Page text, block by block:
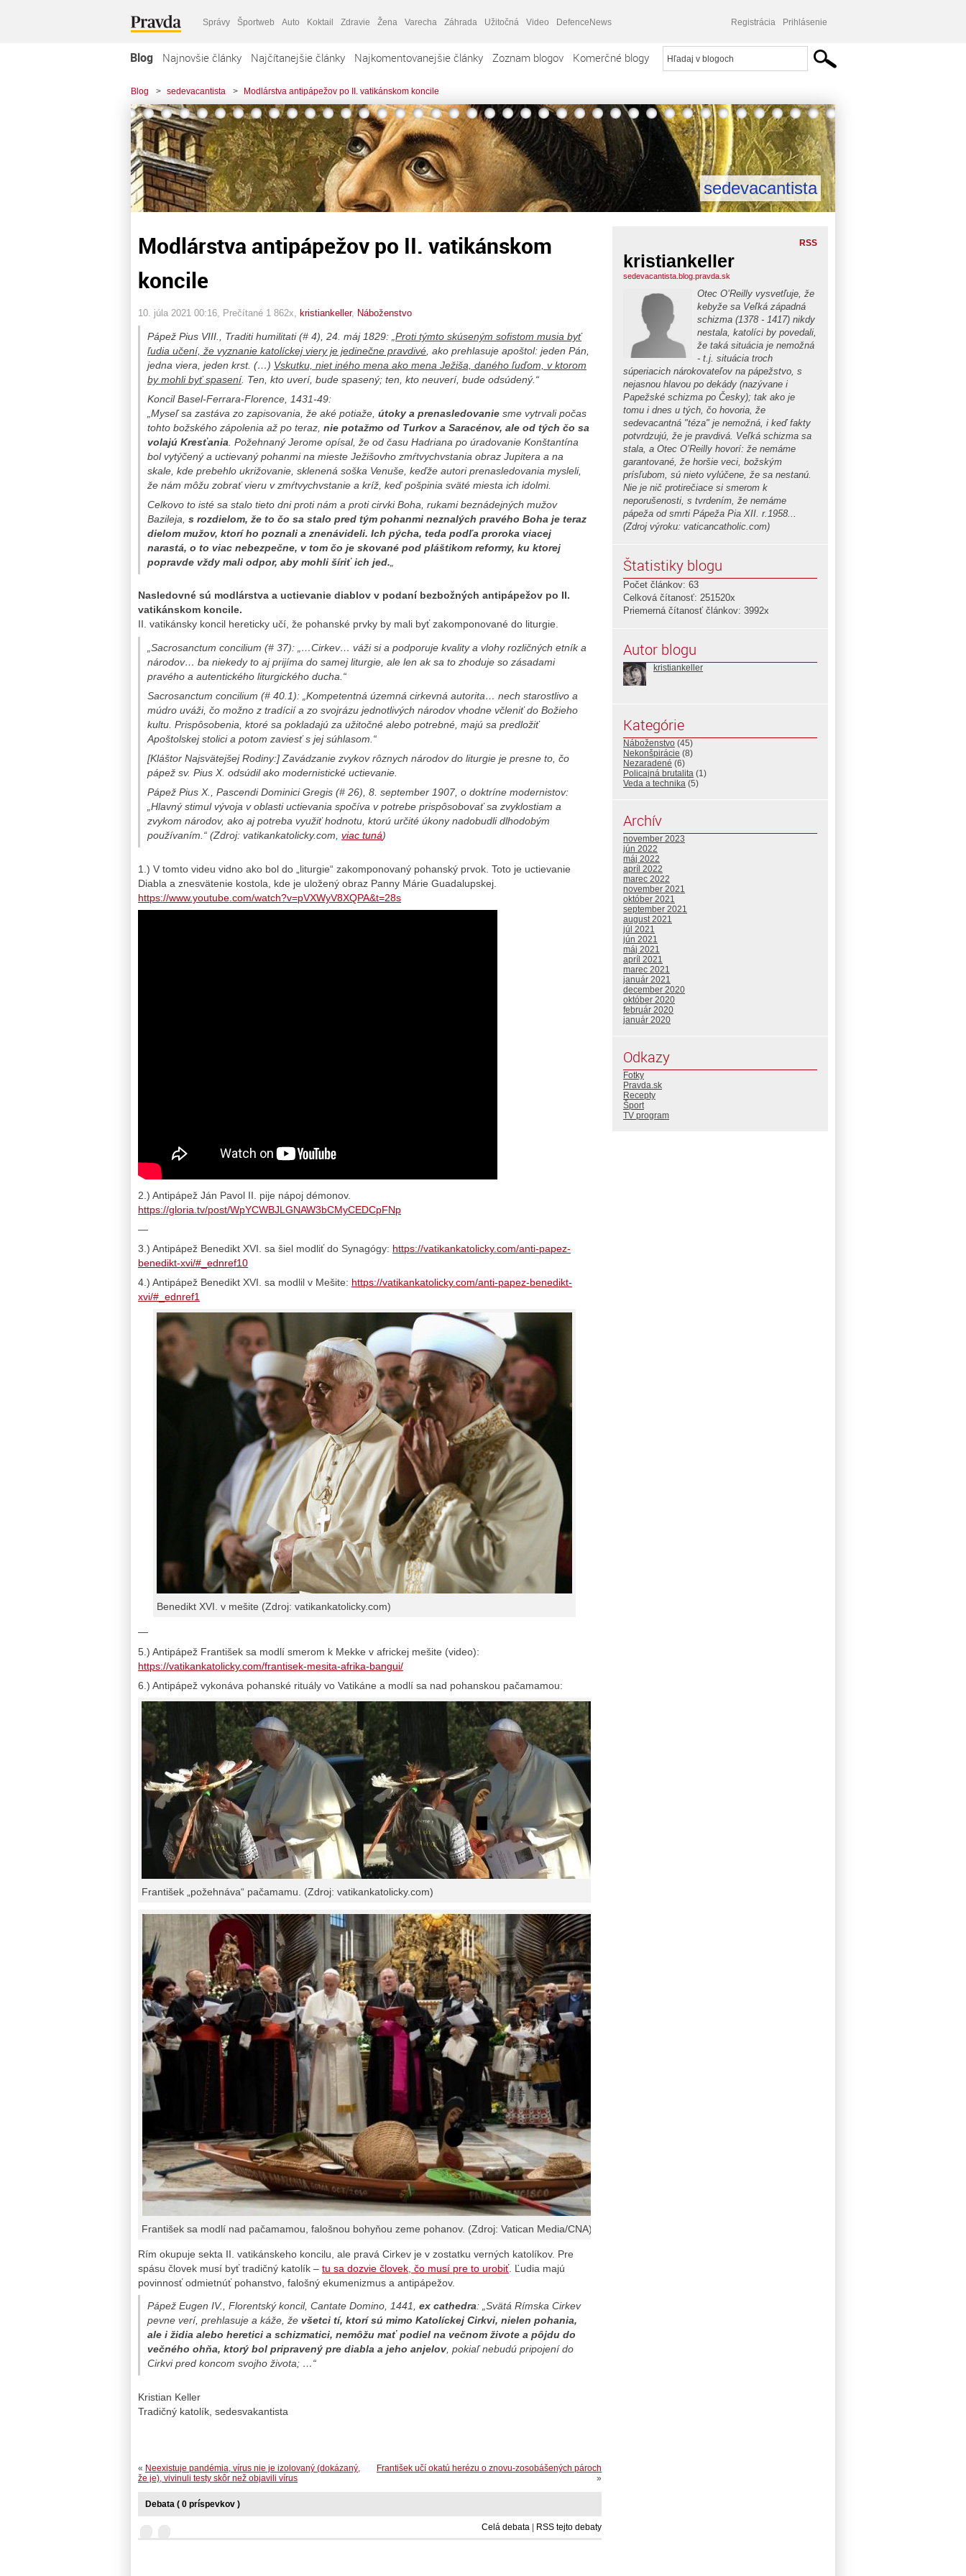
Správy Športweb Auto Koktail Zdravie Žena Varecha Záhrada Užitočná Video DefenceNews Registrácia Prihlásenie
Blog Najnovšie články Najčítanejšie články Najkomentovanejšie články Zoznam blogov Komerčné blogy
Blog > sedevacantista > Modlárstva antipápežov po II. vatikánskom koncile
sedevacantista
Modlárstva antipápežov po II. vatikánskom
koncile
10. júla 2021 00:16 , Prečítané 1 862x, kristiankeller, Náboženstvo
Pápež Pius VIII., Traditi humilitati(# 4), 24. máj 1829: „ Proti týmto skúseným sofistom musia byť
ľudia učení, že vyznanie katolíckej viery je jedinečne pravdivé , ako prehlasuje apoštol: jeden Pán,
jedna viera, jeden krst. (…) Vskutku, niet iného mena ako mena Ježiša, daného ľuďom, v ktorom
by mohli byť spasení. Ten, kto uverí, bude spasený; ten, kto neuverí, bude odsúdený.“
Koncil Basel-Ferrara-Florence, 1431-49:
„Myseľ sa zastáva zo zapisovania, že aké potiaže, útoky a prenasledovanie sme vytrvali počas
tohto božského zápolenia až po teraz, nie potažmo od Turkov a Saracénov, ale od tých čo sa
volajú Kresťania . Požehnaný Jerome opísal, že od času Hadriana po úradovanie Konštantína
bol vytýčený a uctievaný pohanmi na mieste Ježišovho zmŕtvychvstania obraz Jupitera a na
skale, kde prebehlo ukrižovanie, sklenená soška Venuše, keďže autori prenasledovania mysleli,
že nám môžu zobrať vieru v zmŕtvychvstanie a kríž, keď pošpinia sväté miesta ich idolmi.
Celkovo to isté sa stalo tieto dni proti nám a proti cirvki Boha, rukami beznádejných mužov
Bazileja, s rozdielom, že to čo sa stalo pred tým pohanmi neznalých pravého Boha je teraz
dielom mužov, ktorí ho poznali a znenávideli. Ich pýcha, teda podľa proroka viacej
narastá, o to viac nebezpečne, v tom čo je skované pod pláštikom reformy, ku ktorej
popravde vždy mali odpor, aby mohli šíriť ich jed.
Nasledovné sú modlárstva a uctievanie diablov v podaní bezbožných antipápežov po II.
vatikánskom koncile.
II. vatikánsky koncil hereticky učí, že pohanské prvky by mali byť zakomponované do liturgie.
„Sacrosanctum concilium (# 37): „…Cirkev… váži si a podporuje kvality a vlohy rozličných etník a
národov… ba niekedy to aj prijíma do samej liturgie, ale len ak sa to zhoduje so zásadami
pravého a autentického liturgického ducha.“
Sacrosanctum concilium (# 40.1): „Kompetentná územná cirkevná autorita… nech starostlivo a
múdro uváži, čo možno z tradícií a zo svojrázu jednotlivých národov vhodne včleniť do Božieho
kultu. Prispôsobenia, ktoré sa pokladajú za užitočné alebo potrebné, majú sa predložiť
Apoštolskej stolici a potom zaviesť s jej súhlasom.“
[Kláštor Najsvätejšej Rodiny:] Zavádzanie zvykov rôznych národov do liturgie je presne to, čo
pápež sv. Pius X. odsúdil ako modernistické uctievanie.
Pápež Pius X., Pascendi Dominici Gregis (# 26), 8. september 1907, o doktríne modernistov:
„Hlavný stimul vývoja v oblasti uctievania spočíva v potrebe prispôsobovať sa zvyklostiam a
zvykom národov, ako aj potreba využiť hodnotu, ktorú určité úkony nadobudli dlhodobým
používaním.“ (Zdroj: vatikankatolicky.com, viac tuná)
1.) V tomto videu vidno ako bol do „liturgie“ zakomponovaný pohanský prvok. Toto je uctievanie
Diabla a znesvätenie kostola, kde je uložený obraz Panny Márie Guadalupskej.
https://www.youtube.com/watch?v=pVXWyV8XQPA&t=28s
2.) Antipápež Ján Pavol II. pije nápoj démonov.
https://gloria.tv/post/WpYCWBJLGNAW3bCMyCEDCpFNp
—
3.) Antipápež Benedikt XVI. sa šiel modliť do Synagógy: https://vatikankatolicky.com/anti-papez-
benedikt-xvi/#_ednref10
4.) Antipápež Benedikt XVI. sa modlil v Mešite: https://vatikankatolicky.com/anti-papez-benedikt-
xvi/#_ednref1
Benedikt XVI. v mešite (Zdroj: vatikankatolicky.com)
—
5.) Antipápež František sa modlí smerom k Mekke v africkej mešite (video):
https://vatikankatolicky.com/frantisek-mesita-afrika-bangui/
6.) Antipápež vykonáva pohanské rituály vo Vatikáne a modlí sa nad pohanskou pačamamou:
František „požehnáva“ pačamamu. (Zdroj: vatikankatolicky.com)
František sa modlí nad pačamamou, falošnou bohyňou zeme pohanov. (Zdroj: Vatican Media/CNA)
Rím okupuje sekta II. vatikánskeho koncilu, ale pravá Cirkev je v zostatku verných katolíkov. Pre
spásu človek musí byť tradičný katolík – tu sa dozvie človek, čo musí pre to urobiť. Ľudia majú
povinnosť odmietnúť pohanstvo, falošný ekumenizmus a antipápežov.
Pápež Eugen IV., Florentský koncil, Cantate Domino , 1441, ex cathedra: „Svätá Rímska Cirkev
pevne verí, prehlasuje a káže, že všetci tí, ktorí sú mimo Katolíckej Cirkvi, nielen pohania,
ale i židia alebo heretici a schizmatici, nemôžu mať podiel na večnom živote a pôjdu do
večného ohňa, ktorý bol pripravený pre diabla a jeho anjelov, pokiaľ nebudú pripojení do
Cirkvi pred koncom svojho života; …“
Kristian Keller
Tradičný katolík, sedesvakantista
František učí okatú herézu o znovu-zosobášených pároch
»
« Neexistuje pandémia, vírus nie je izolovaný (dokázaný,
že je), vivinuli testy skôr než objavili vírus
Debata ( 0 príspevkov )
Celá debata | RSS tejto debaty
RSS
kristiankeller
sedevacantista.blog.pravda.sk
Otec O’Reilly vysvetľuje, že
kebyže sa Veľká západná
schizma (1378 - 1417) nikdy
nestala, katolíci by povedali,
že taká situácia je nemožná
- t.j. situácia troch
súperiacich nárokovateľov na pápežstvo, s
nejasnou hlavou po dekády (nazývane i
Papežské schizma po Česky); tak ako je
tomu i dnes u tých, čo hovoria, že
sedevacantná "téza" je nemožná, i keď fakty
potvrdzujú, že je pravdivá. Veľká schizma sa
stala, a Otec O’Reilly hovorí: že nemáme
garantované, že horšie veci, božským
prísľubom, sú nieto vylúčene, že sa nestanú.
Nie je nič protirečiace si smerom k
neporušenosti, s tvrdením, že nemáme
pápeža od smrti Pápeža Pia XII. r.1958...
(Zdroj výroku: vaticancatholic.com)
Štatistiky blogu
Počet článkov: 63
Celková čítanosť: 251520x
Priemerná čítanosť článkov: 3992x
Autor blogu
kristiankeller
Kategórie
Náboženstvo (45)
Nekonšpirácie (8)
Nezaradené (6)
Policajná brutalita (1)
Veda a technika (5)
Archív
november 2023
jún 2022
máj 2022
apríl 2022
marec 2022
november 2021
október 2021
september 2021
august 2021
júl 2021
jún 2021
máj 2021
apríl 2021
marec 2021
január 2021
december 2020
október 2020
február 2020
január 2020
Odkazy
Fotky
Pravda.sk
Recepty
Šport
TV program